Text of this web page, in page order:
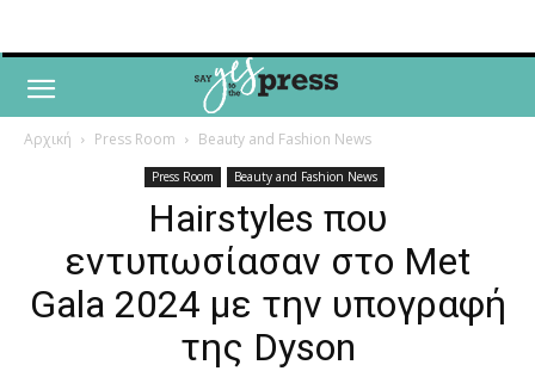
Αρχική Press Room Beauty and Fashion News
Press Room Beauty and Fashion News
Hairstyles που
εντυπωσίασαν στο Met
Gala 2024 με την υπογραφή
της Dyson